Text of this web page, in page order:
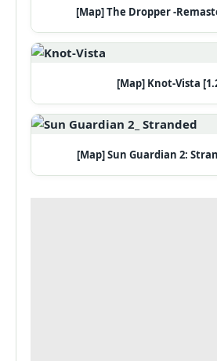
[Map] The Dropper -
[Map] Knot-Vista
[Map] Sun Guardian 2: